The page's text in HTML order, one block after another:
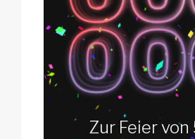
Zur Feier